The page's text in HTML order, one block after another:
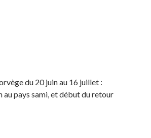
du 20 juin au 16 juillet :
au pays sami, et début du retour